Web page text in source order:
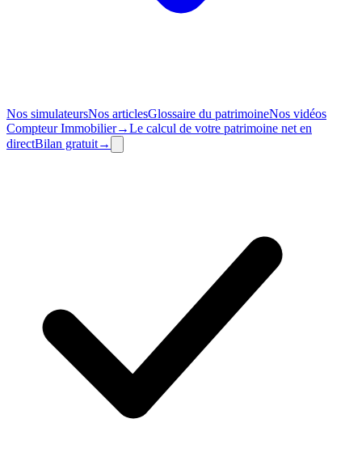
Nos simulateursNos articlesGlossaire du patrimoineNos vidéos
CompteurImmobilier→Le calcul de votre patrimoine net en
directBilan gratuit→